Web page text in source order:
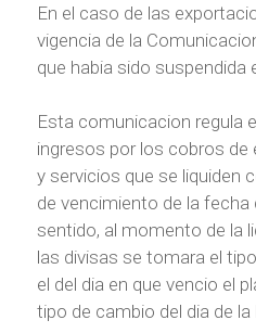
En el caso de las
vigencia de la
que habia sido suspendida
Esta comunicacion regula
ingresos por los cobros de
y servicios que se liquiden
de vencimiento de la
sentido, al momento de la
las divisas se tomara el
el del dia en que vencio el
tipo de cambio del dia de la